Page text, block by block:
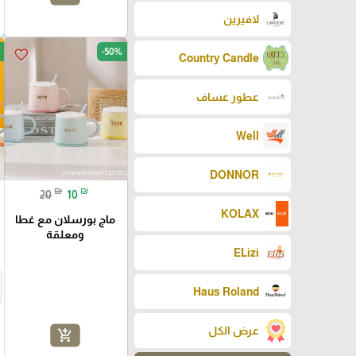
لافيرين
Country Candle
عطور عساف
Well
DONNOR
KOLAX
ELizi
Haus Roland
عرض الكل
favorite_border -50%
20 ₪ 10 ₪
ماج بورسلان مع غطا
ومعلقة
add_shopping_cart